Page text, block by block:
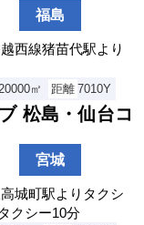
福島
西線猪苗代駅より
㎡ 距離 7010Y
松島・仙台コ
宮城
城町駅よりタクシ
クシー10分